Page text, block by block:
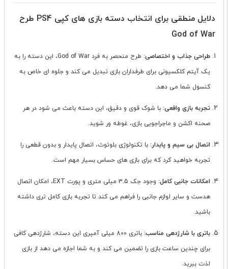
دلایل منطقی برای انتخاب دسته بازی های کپی PS4 طرح
God of War
طراحی جذاب و اختصاصی:
طرح منحصر به فرد God of War، این دسته را به
یک آیتم کلکسیونی برای طرفداران بازی تبدیل می کند و جلوه ای خاص به
کنسول شما می دهد.
تجربه بازی واقعی: با شوک قوی و دقیق، این دسته باعث می شود در هر
صحنه اکشن و ماجراجویی بازی، غوطه ور شوید.
اتصال بی سیم و پایدار: با تکنولوژی بلوتوث، اتصال پایدار و بدون قطعی را
تجربه خواهید کرد که برای بازی های حساس بسیار مهم است.
امکانات جانبی کامل:
وجود جک 3.5 میلی متری و پورت EXT، امکان اتصال
هدست و سایر لوازم جانبی را فراهم می کند تا تجربه بازی کامل تری داشته
باشید.
باتری با شارژدهی مناسب:
باتری 800 میلی آمپری این دسته، شارژدهی کافی
برای چندین ساعت بازی را تضمین می کند و به شما اجازه می دهد از بازی
لذت ببرید.